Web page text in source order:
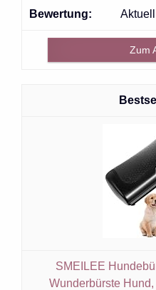
Zum
SMEILEE
Wunderbürste